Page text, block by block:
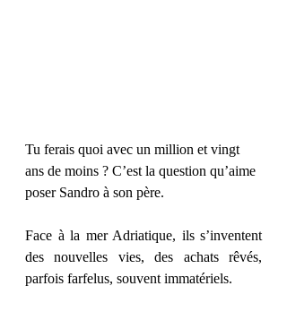
Tu ferais quoi avec un million et vingt
ans de moins ? C’est la question qu’aime
poser Sandro à son père.
Face à la mer Adriatique, ils s’inventent
des nouvelles vies, des achats rêvés,
parfois farfelus, souvent immatériels.